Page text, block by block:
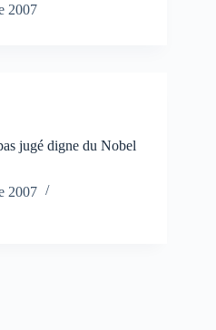
2007
jugé digne du Nobel
2007